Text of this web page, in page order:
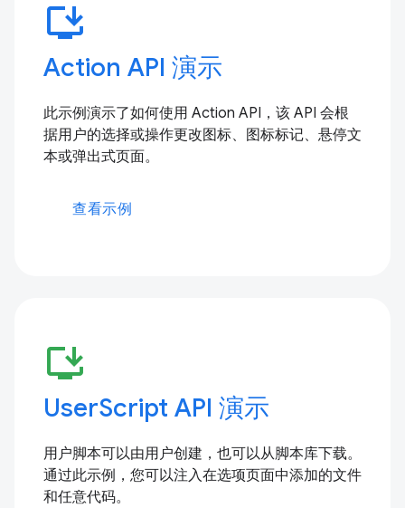
install_desktop
Action API 演示
此示例演示了如何使用 Action API，该 API 会根
据用户的选择或操作更改图标、图标标记、悬停文
本或弹出式页面。
查看示例
install_desktop
UserScript API 演示
用户脚本可以由用户创建，也可以从脚本库下载。
通过此示例，您可以注入在选项页面中添加的文件
和任意代码。